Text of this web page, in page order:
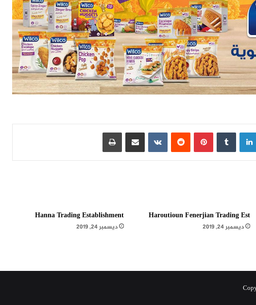
لينكدإن بينتيريست مشاركة عبر البريد طباعة
Haroutioun Fenerjian Trading Est
ديسمبر 24, 2019
Hanna Trading Establishment
ديسمبر 24, 2019